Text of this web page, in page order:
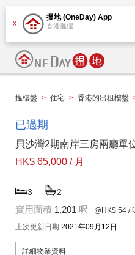
X
搵地 (OneDay) App
香港搵樓
搵樓盤 > 住宅 > 香港的出租樓盤
已過期
貝沙灣2期南岸三房兩廳單
HK$ 65,000 / 月
3 2
實用面積 1,201 呎 @HK$ 54 /
上次更新日期 2021年09月12日
詳細物業資料